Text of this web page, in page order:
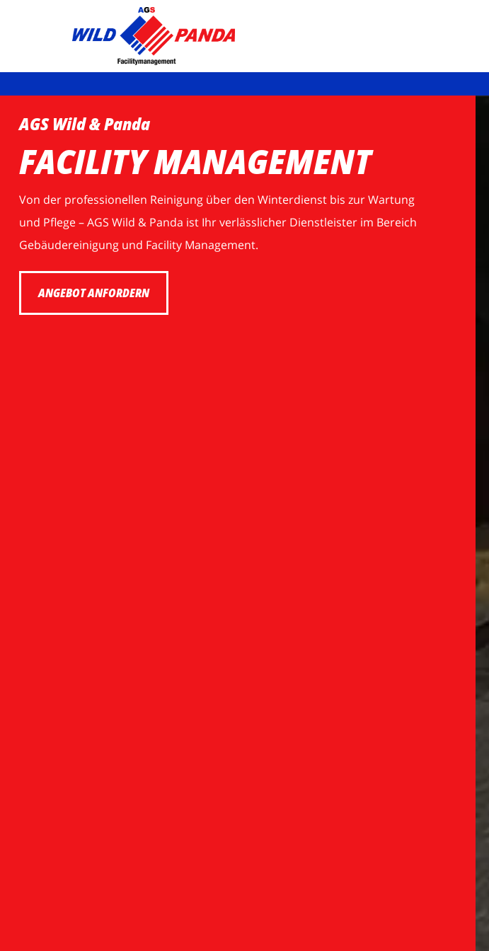
AGS Wild & Panda
FACILITY MANAGEMENT
Von der professionellen Reinigung über den Winterdienst bis zur Wartung
und Pflege – AGS Wild & Panda ist Ihr verlässlicher Dienstleister im Bereich
Gebäudereinigung und Facility Management.
ANGEBOT ANFORDERN